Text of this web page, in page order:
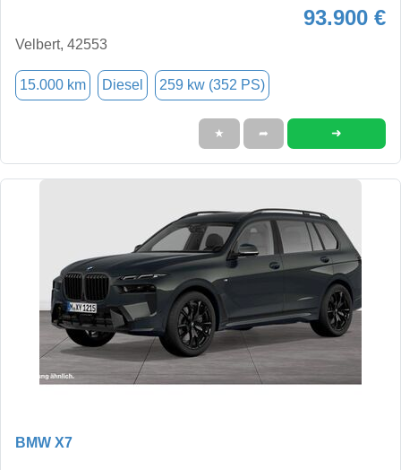
93.900 €
Velbert, 42553
15.000 km Diesel 259 kw (352 PS)
★ ➦ ➜
BMW X7